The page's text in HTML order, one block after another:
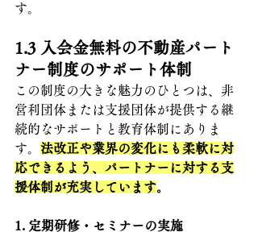
す。
1.3 入会金無料の不動産パート
ナー制度のサポート体制
この制度の大きな魅力のひとつは、非
営利団体または支援団体が提供する継
続的なサポートと教育体制にありま
す。 法改正や業界の変化にも柔軟に対
応できるよう、パートナーに対する支
援体制が充実しています。
1. 定期研修・セミナーの実施